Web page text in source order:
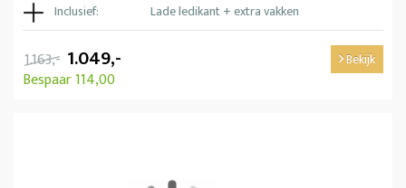
Inclusief:
Lade ledikant + extra vakken
1.163,- 1.049,-
Bespaar 114,00
Bekijk